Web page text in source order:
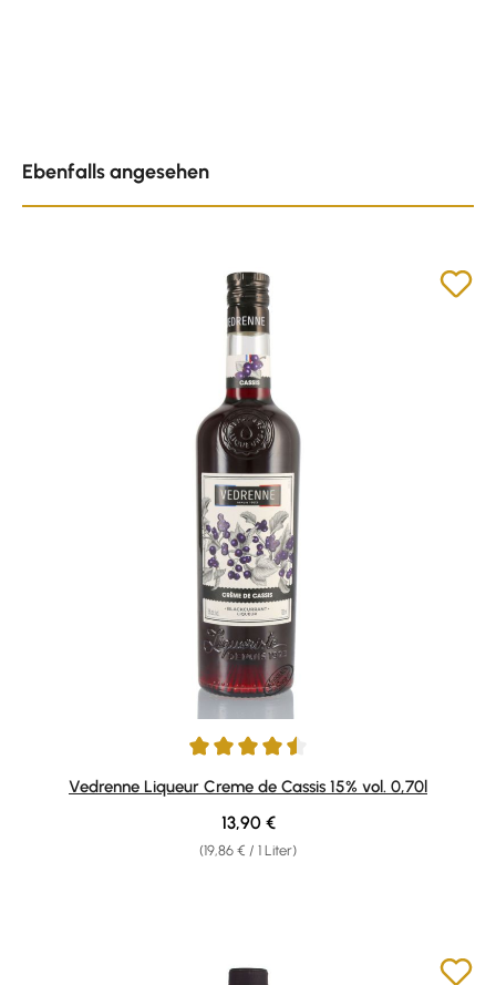
Ebenfalls angesehen
Durchschnittliche Bewertung von 4.5 von 5 Sternen
Vedrenne Liqueur Creme de Cassis 15% vol. 0,70l
(19,86 € / 1 Liter)
Regulärer Preis:
13,90 €